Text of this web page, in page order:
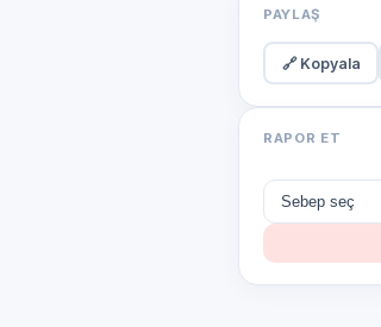
PAYLAŞ
🔗 Kopyala
RAPOR ET